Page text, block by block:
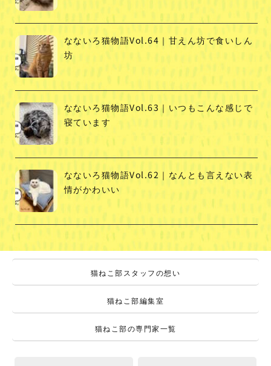
なないろ猫物語Vol.64｜甘えん坊で食いしん
坊
なないろ猫物語Vol.63｜いつもこんな感じで
寝ています
なないろ猫物語Vol.62｜なんとも言えない表
情がかわいい
猫ねこ部スタッフの想い
猫ねこ部編集室
猫ねこ部の専門家一覧